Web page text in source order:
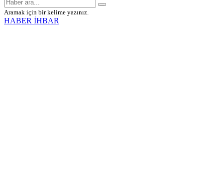
Aramak için bir kelime yazınız.
HABER İHBAR